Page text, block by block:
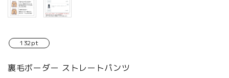
132pt
裏毛ボーダー ストレートパンツ